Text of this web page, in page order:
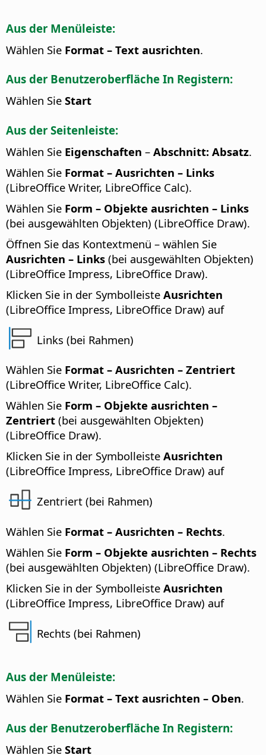
Aus der Menüleiste:
Wählen Sie Format – Text ausrichten.
Aus der Benutzeroberfläche In Registern:
Wählen Sie Start
Aus der Seitenleiste:
Wählen Sie Eigenschaften – Abschnitt: Absatz.
Wählen Sie Format – Ausrichten – Links
(LibreOffice Writer, LibreOffice Calc).
Wählen Sie Form – Objekte ausrichten – Links
(bei ausgewählten Objekten) (LibreOffice Draw).
Öffnen Sie das Kontextmenü – wählen Sie
Ausrichten – Links (bei ausgewählten Objekten)
(LibreOffice Impress, LibreOffice Draw).
Klicken Sie in der Symbolleiste Ausrichten
(LibreOffice Impress, LibreOffice Draw) auf
Links (bei Rahmen)
Wählen Sie Format – Ausrichten – Zentriert
(LibreOffice Writer, LibreOffice Calc).
Wählen Sie Form – Objekte ausrichten –
Zentriert (bei ausgewählten Objekten)
(LibreOffice Draw).
Klicken Sie in der Symbolleiste Ausrichten
(LibreOffice Impress, LibreOffice Draw) auf
Zentriert (bei Rahmen)
Wählen Sie Format – Ausrichten – Rechts.
Wählen Sie Form – Objekte ausrichten – Rechts
(bei ausgewählten Objekten) (LibreOffice Draw).
Klicken Sie in der Symbolleiste Ausrichten
(LibreOffice Impress, LibreOffice Draw) auf
Rechts (bei Rahmen)
Aus der Menüleiste:
Wählen Sie Format – Text ausrichten – Oben.
Aus der Benutzeroberfläche In Registern:
Wählen Sie Start